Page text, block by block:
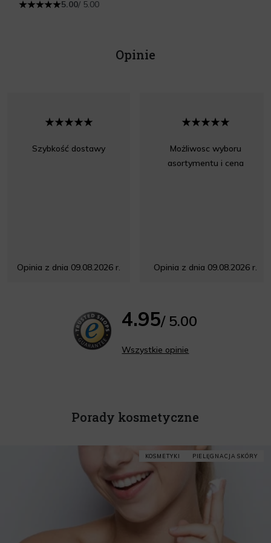
5.00/ 5.00
Opinie
Szybkość dostawy
Opinia z dnia 09.08.2026 r.
Możliwosc wyboru
asortymentu i cena
Opinia z dnia 09.08.2026 r.
4.95/ 5.00
Wszystkie opinie
Porady kosmetyczne
KOSMETYKI PIELĘGNACJA SKÓRY